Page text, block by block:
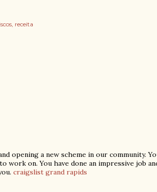
receita
opening a new scheme in our community.
work on. You have done an impressive job
craigslist grand rapids